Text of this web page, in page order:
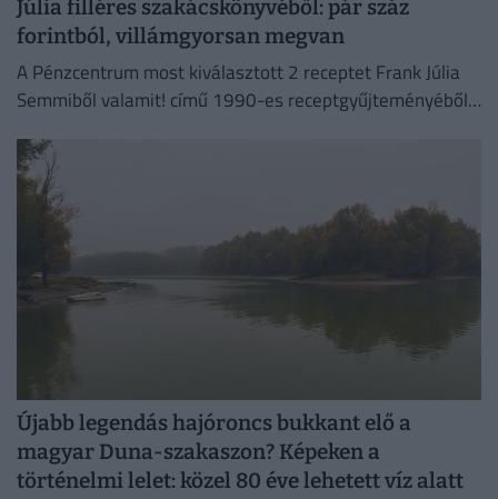
Júlia filléres szakácskönyvéből: pár száz
forintból, villámgyorsan megvan
A Pénzcentrum most kiválasztott 2 receptet Frank Júlia
Semmiből valamit! című 1990-es receptgyűjteményéből
Újabb legendás hajóroncs bukkant elő a
magyar Duna-szakaszon? Képeken a
történelmi lelet: közel 80 éve lehetett víz alatt